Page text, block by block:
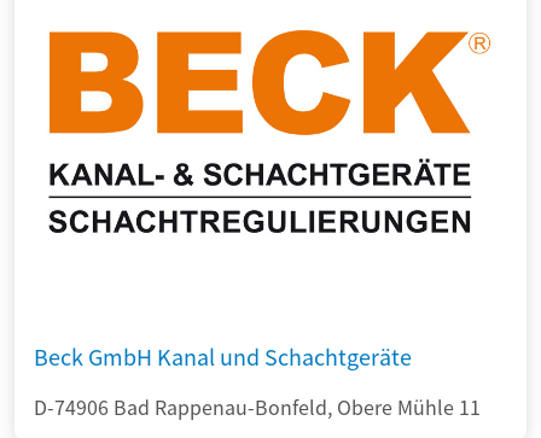
Beck GmbH Kanal und Schachtgeräte
D-74906 Bad Rappenau-Bonfeld, Obere Mühle 11